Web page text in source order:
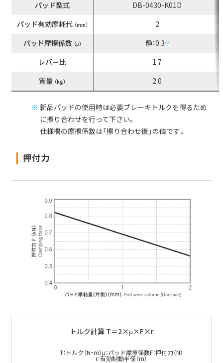
パッド型式
DB-0430-K01D
パッド有効摩耗代 （mm）
2
パッド摩擦係数 （μ） 静：0.3※
レバー比
1.7
質量 （kg） 2.0
新品パッドの使用時は必要ブレーキトルクを得るため
に擦り合わせを行って下さい。
仕様欄の摩擦係数は「擦り合わせ後」の値です。
押付力
トルク計算 T＝2×μ×F×r
T：トルク（N・m）μ：パッド摩擦係数F：押付力（N）
r：有効制動半径（m）